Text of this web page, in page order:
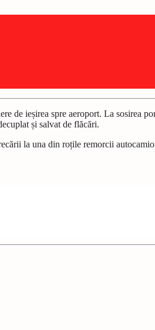
de ieșirea spre aeroport. La sosirea
și salvat de flăcări.
la una din roțile remorcii